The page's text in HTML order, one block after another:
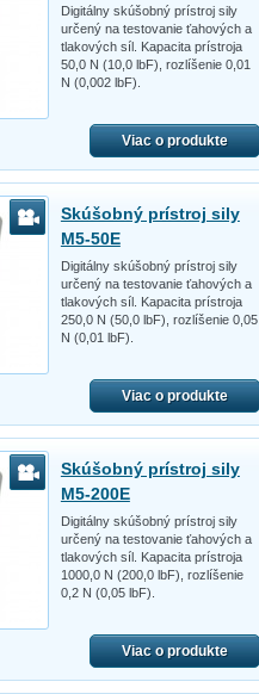
Digitálny skúšobný prístroj sily
určený na testovanie ťahových a
tlakových síl. Kapacita prístroja
50,0 N (10,0 lbF), rozlíšenie 0,01
N (0,002 lbF).
Viac o produkte
Skúšobný prístroj sily
M5-50E
Digitálny skúšobný prístroj sily
určený na testovanie ťahových a
tlakových síl. Kapacita prístroja
250,0 N (50,0 lbF), rozlíšenie 0,05
N (0,01 lbF).
Viac o produkte
Skúšobný prístroj sily
M5-200E
Digitálny skúšobný prístroj sily
určený na testovanie ťahových a
tlakových síl. Kapacita prístroja
1000,0 N (200,0 lbF), rozlíšenie
0,2 N (0,05 lbF).
Viac o produkte